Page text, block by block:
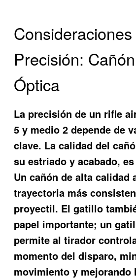
Precisión:
Óptica
La precisión de un rifle
5 y medio 2 depende de
clave. La calidad del
su estriado y acabado,
Un cañón de alta calidad
trayectoria más
proyectil. El gatillo
papel importante; un
permite al tirador
momento del disparo,
movimiento y mejorando